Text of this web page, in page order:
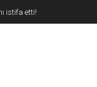
Belediye Başkanı CHP’den